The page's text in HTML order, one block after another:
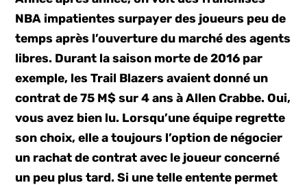
NBA impatientes surpayer des joueurs peu de
temps après l’ouverture du marché des agents
libres. Durant la saison morte de 2016 par
exemple, les Trail Blazers avaient donné un
contrat de 75 M$ sur 4 ans à Allen Crabbe. Oui,
vous avez bien lu. Lorsqu’une équipe regrette
son choix, elle a toujours l’option de négocier
un rachat de contrat avec le joueur concerné
un peu plus tard. Si une telle entente permet